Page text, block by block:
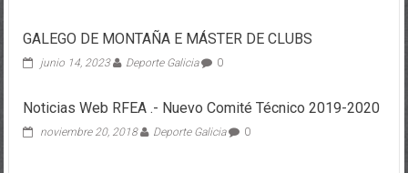
GALEGO DE MONTAÑA E MÁSTER DE CLUBS
junio 14, 2023 Deporte Galicia 0
Noticias Web RFEA .- Nuevo Comité Técnico 2019-2020
noviembre 20, 2018 Deporte Galicia 0